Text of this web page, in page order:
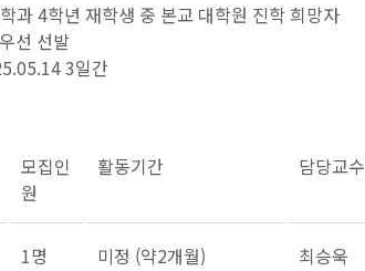
과 4학년 재학생 중 본교 대학원 진학 희망자
선 선발
3일간
모집인
원
활동기간 담당교수
1명 미정 (약2개월) 최승욱